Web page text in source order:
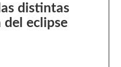
distintas
del eclipse